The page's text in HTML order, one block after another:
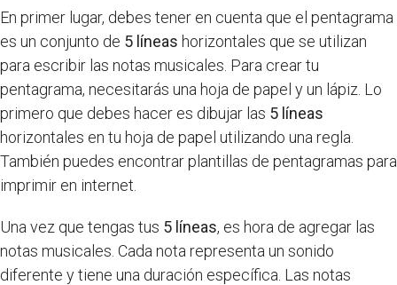
En primer lugar, debes tener en cuenta que el pentagrama
es un conjunto de 5 líneas horizontales que se utilizan
para escribir las notas musicales. Para crear tu
pentagrama, necesitarás una hoja de papel y un lápiz. Lo
primero que debes hacer es dibujar las 5 líneas
horizontales en tu hoja de papel utilizando una regla.
También puedes encontrar plantillas de pentagramas para
imprimir en internet.
Una vez que tengas tus 5 líneas, es hora de agregar las
notas musicales. Cada nota representa un sonido
diferente y tiene una duración específica. Las notas